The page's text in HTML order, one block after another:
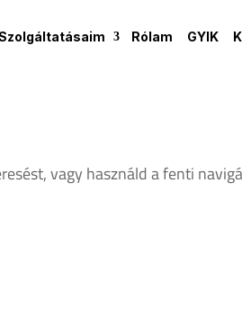
Rólam GYIK
vagy használd a fenti